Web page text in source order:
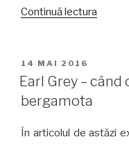
Continuă lectura
Earl
PUBLICAT
PE
14 MAI 2016
Earl Grey –
bergamota
În articolul de astăzi